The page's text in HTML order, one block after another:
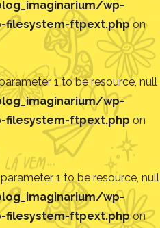
wp-
filesystem-ftpext.phpon
1 to be resource, null
wp-
ftpext.php on
1 to be resource, null
wp-
filesystem-ftpext.phpon